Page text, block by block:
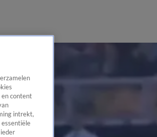
en content
intrekt,